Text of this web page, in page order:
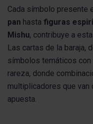
Cada símbolo presente
pan hasta figuras
Mishu, contribuye a
Las cartas de la baraja,
símbolos temáticos con
rareza, donde
multiplicadores que van
apuesta.